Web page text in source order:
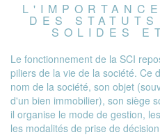
DES
SOLIDES
Le fonctionnement de la SCI
piliers de la vie de la société. Ce
nom de la société, son objet
d'un bien immobilier), son siège
il organise le mode de gestion,
les modalités de prise de